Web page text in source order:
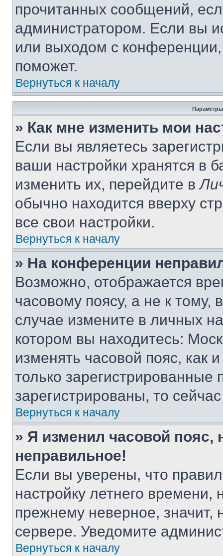
прочитанных сообщений,
администратором. Если вы
или выходом с
поможет.
Вернуться к началу
Параметры
» Как мне изменить мои
Если вы являетесь
ваши настройки хранятся в
изменить их, перейдите в
обычно находится вверху
все свои настройки.
Вернуться к началу
» На конференции
Возможно, отображается
часовому поясу, а не к тому,
случае измените в личных
котором вы находитесь:
изменять часовой пояс, как
только
зарегистрированы, то
Вернуться к началу
» Я изменил часовой пояс,
неправильное!
Если вы уверены, что
настройку летнего
прежнему неверное, значит,
сервере. Уведомите
Вернуться к началу